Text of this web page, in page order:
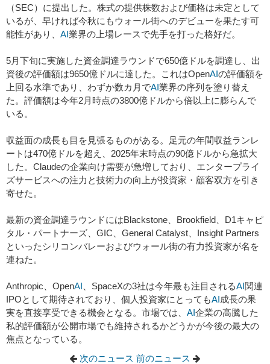
（SEC）に提出した。株式の提供株数および価格は未定として
いるが、早ければ今秋にもウォール街へのデビューを果たす可
能性があり、 AI業界の上場レースで先手を打った格好だ。
5月下旬に実施した資金調達ラウンドで650億ドルを調達し、出
資後の評価額は9650億ドルに達した。これはOpenAIの評価額を
上回る水準であり、わずか数カ月でAI業界の序列を塗り替え
た。評価額は今年2月時点の3800億ドルから倍以上に膨らんで
いる。
収益面の成長も目を見張るものがある。足元の年間収益ランレ
ートは470億ドルを超え、2025年末時点の90億ドルから急拡大
した。Claudeの企業向け需要が急増しており、エンタープライ
ズサービスへの注力と技術力の向上が投資家・顧客双方を引き
寄せた。
最新の資金調達ラウンドにはBlackstone、Brookfield、D1キャピ
タル・パートナーズ、GIC、General Catalyst、Insight Partners
といったシリコンバレーおよびウォール街の有力投資家が名を
連ねた。
Anthropic、OpenAI 、SpaceXの3社は今年最も注目されるAI関連
IPOとして期待されており、個人投資家にとってもAI成長の果
実を直接享受できる機会となる。市場では、 AI企業の高騰した
私的評価額が公開市場でも維持されるかどうかが今後の最大の
焦点となっている。
次のニュース 前のニュース